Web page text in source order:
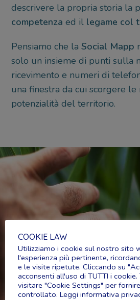
descrivere la propria storia la
competenza ed il legame col
Pensiamo che laSocial Mapp
solo un insieme di punti sulla
ricevimento e numeri di
una finestra da cui scorgere le
potenzialità del territorio.
COOKIE LAW
Utilizziamo i cookie sul nostro sito
l'esperienza più pertinente,
e le visite ripetute. Cliccando su
acconsenti all'uso di TUTTI i
visitare "Cookie Settings" per
controllato. Leggi informativa